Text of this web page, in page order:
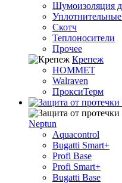
Шумоизоляция
Скотч
Теплоносители
Прочее
Крепеж
HOMMET
Walraven
ПроксиТерм
Neptun
Aquacontrol
Bugatti Smart+
Profi Base
Profi Smart+
Bugatti Base